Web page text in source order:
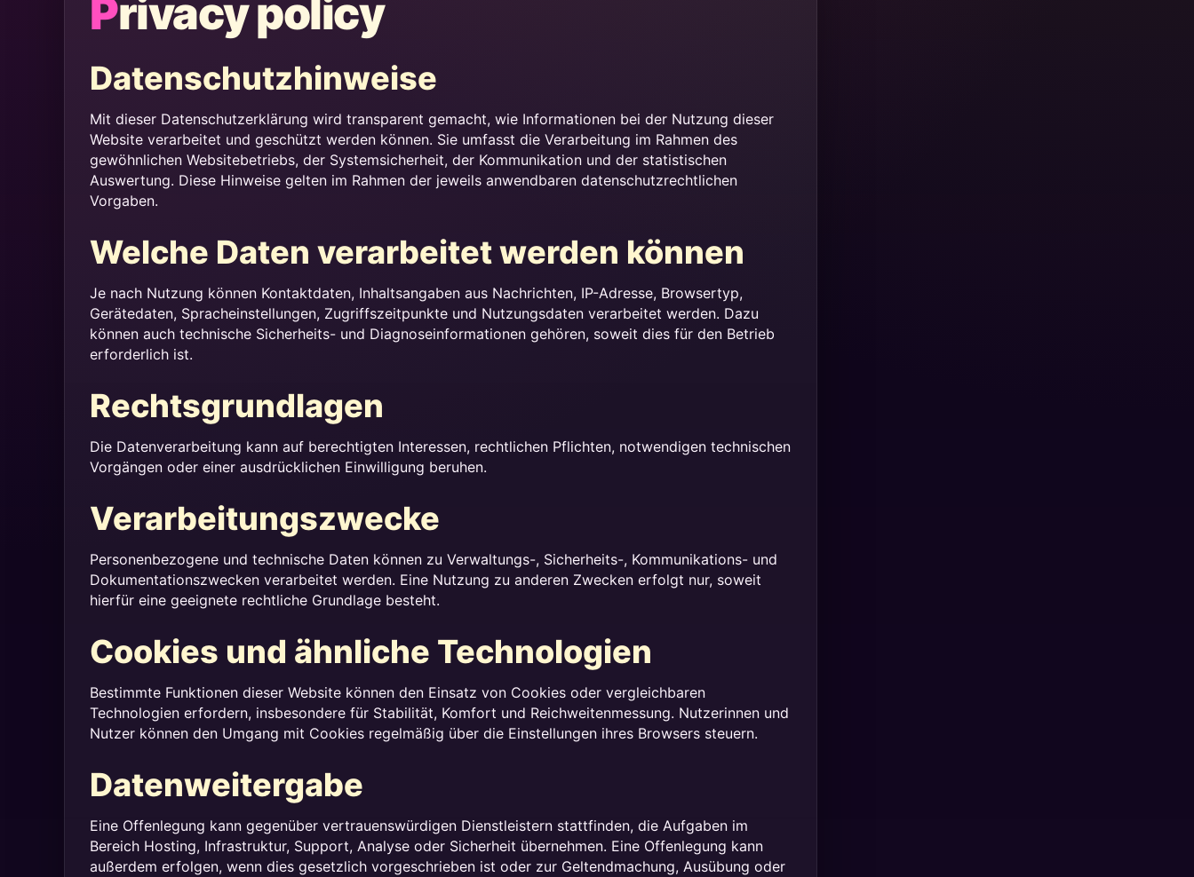
Privacy policy
Datenschutzhinweise
Mit dieser Datenschutzerklärung wird transparent gemacht, wie Informationen bei der Nutzung dieser
Website verarbeitet und geschützt werden können. Sie umfasst die Verarbeitung im Rahmen des
gewöhnlichen Websitebetriebs, der Systemsicherheit, der Kommunikation und der statistischen
Auswertung. Diese Hinweise gelten im Rahmen der jeweils anwendbaren datenschutzrechtlichen
Vorgaben.
Welche Daten verarbeitet werden können
Je nach Nutzung können Kontaktdaten, Inhaltsangaben aus Nachrichten, IP-Adresse, Browsertyp,
Gerätedaten, Spracheinstellungen, Zugriffszeitpunkte und Nutzungsdaten verarbeitet werden. Dazu
können auch technische Sicherheits- und Diagnoseinformationen gehören, soweit dies für den Betrieb
erforderlich ist.
Rechtsgrundlagen
Die Datenverarbeitung kann auf berechtigten Interessen, rechtlichen Pflichten, notwendigen technischen
Vorgängen oder einer ausdrücklichen Einwilligung beruhen.
Verarbeitungszwecke
Personenbezogene und technische Daten können zu Verwaltungs-, Sicherheits-, Kommunikations- und
Dokumentationszwecken verarbeitet werden. Eine Nutzung zu anderen Zwecken erfolgt nur, soweit
hierfür eine geeignete rechtliche Grundlage besteht.
Cookies und ähnliche Technologien
Bestimmte Funktionen dieser Website können den Einsatz von Cookies oder vergleichbaren
Technologien erfordern, insbesondere für Stabilität, Komfort und Reichweitenmessung. Nutzerinnen und
Nutzer können den Umgang mit Cookies regelmäßig über die Einstellungen ihres Browsers steuern.
Datenweitergabe
Eine Offenlegung kann gegenüber vertrauenswürdigen Dienstleistern stattfinden, die Aufgaben im
Bereich Hosting, Infrastruktur, Support, Analyse oder Sicherheit übernehmen. Eine Offenlegung kann
außerdem erfolgen, wenn dies gesetzlich vorgeschrieben ist oder zur Geltendmachung, Ausübung oder